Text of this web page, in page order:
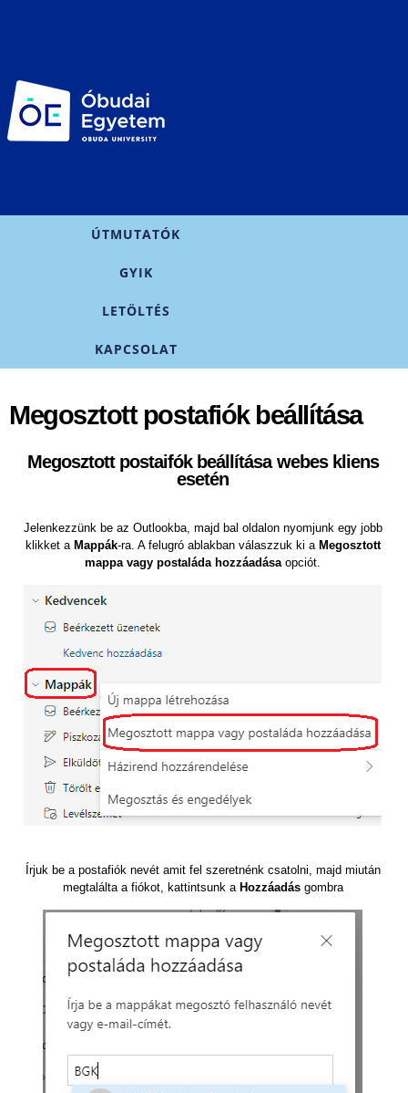
ÚTMUTATÓK
GYIK
LETÖLTÉS
KAPCSOLAT
Megosztott postafiók beállítása
Megosztott postaifók beállítása webes kliens
esetén
Jelenkezzünk be az Outlookba, majd bal oldalon nyomjunk egy jobb
klikket a Mappák-ra. A felugró ablakban válaszzuk ki a Megosztott
mappa vagy postaláda hozzáadásaopciót.
Írjuk be a postafiók nevét amit fel szeretnénk csatolni, majd miután
megtalálta a fiókot, kattintsunk a Hozzáadásgombra